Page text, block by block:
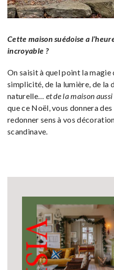
Cette maison suédoise a
incroyable ?
On saisit à quel point la
simplicité, de la lumière, de la
naturelle… et de la maison
que ce Noël, vous donnera
redonner sens à vos
scandinave.